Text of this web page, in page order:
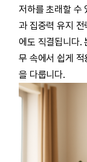
저하를 초래할 수
과 집중력 유지
에도 직결됩니다.
무 속에서 쉽게
을 다룹니다.